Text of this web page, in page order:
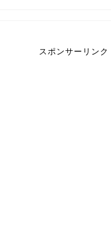
スポンサーリンク